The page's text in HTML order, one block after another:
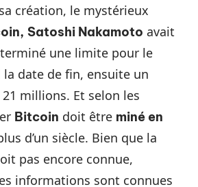
création, le mystérieux
Satoshi Nakamoto avait
une limite pour le
la date de fin, ensuite un
millions. Et selon les
Bitcoin doit être miné en
d’un siècle. Bien que la
pas encore connue,
informations sont connues